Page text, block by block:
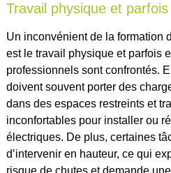
Travail physique et
Un inconvénient de la formation
est le travail physique et parfois
professionnels sont confrontés.
doivent souvent porter des
dans des espaces restreints et
inconfortables pour installer ou
électriques. De plus, certaines
d’intervenir en hauteur, ce qui